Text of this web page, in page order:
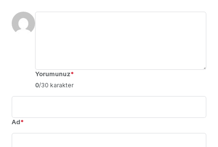
Yorumunuz*
0/30 karakter
Ad*